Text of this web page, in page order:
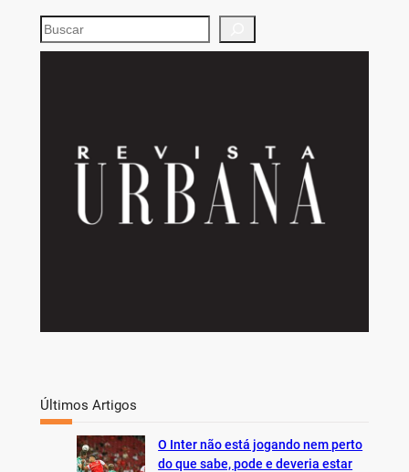
S
e
Últimos Artigos
O Inter não está jogando nem perto
do que sabe, pode e deveria estar